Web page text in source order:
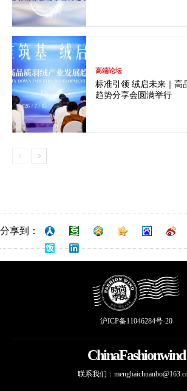
高端论坛
标准引领 绒启未来｜高
趋势分享会圆满举行
分享到：
沪ICP备11046284号-20
ChinaFashionwind
联系我们：